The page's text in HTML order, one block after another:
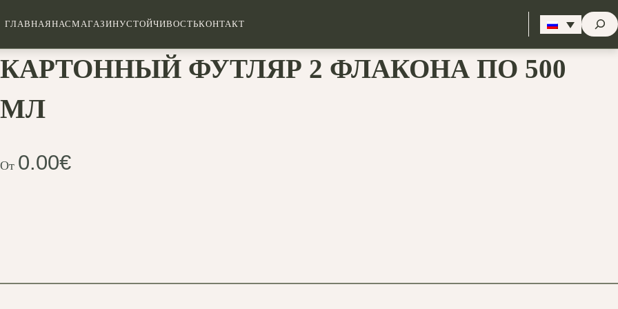
ГЛАВНАЯНАСМАГАЗИНУСТОЙЧИВОСТЬКОНТАКТ
КАРТОННЫЙ ФУТЛЯР 2 ФЛАКОНА ПО 500
МЛ
От 0.00€